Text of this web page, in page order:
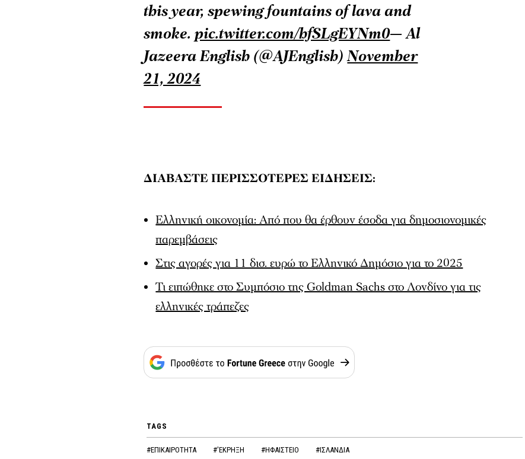
this year, spewing fountains of lava and
smoke.pic.twitter.com/hfSLgEYNm0— Al
Jazeera English (@AJEnglish)November
21, 2024
ΔΙΑΒΑΣΤΕ ΠΕΡΙΣΣΟΤΕΡΕΣ ΕΙΔΗΣΕΙΣ:
Ελληνική οικονομία: Από που θα έρθουν έσοδα για δημοσιονομικές
παρεμβάσεις
Στις αγορές για 11 δισ. ευρώ το Ελληνικό Δημόσιο για το 2025
Τι ειπώθηκε στο Συμπόσιο της Goldman Sachs στο Λονδίνο για τις
ελληνικές τράπεζες
TAGS
#ΕΠΙΚΑΙΡΟΤΗΤΑ #'ΕΚΡΗΞΗ #ΗΦΑΙΣΤΕΙΟ #ΙΣΛΑΝΔΙΑ